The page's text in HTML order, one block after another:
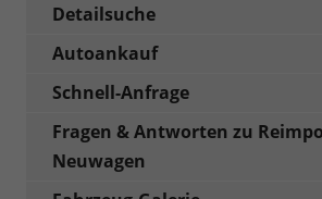
Detailsuche
Autoankauf
Schnell-Anfrage
Fragen & Antworten zu
Neuwagen